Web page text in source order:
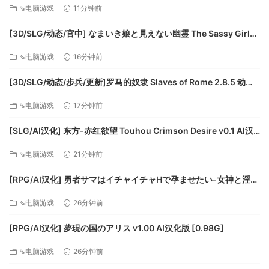
噬尸 (Necrophage) 起源将为玩家带来一种能吞噬其他物种的
的界线变得模糊。全新装饰更新内容将提供老玩家游玩
《Stellaris》的不同方式，也会为杀手帝国带来新的生命。
3 种新民政：
○ 死亡邪教：能使用强力敕令，使用条件是必须牺牲民众
○ 重生军队：可部署不受道德规范的不死军队
○ 纪念志士：可为银河系的过往竖立纪念碑，借此提升行星的
16 种新肖像 (15 种有机体物种、1 种机器物种)
全新船舰套组
全新城市套组和外交场所
全新建筑外观
[3.2G]百度/迅雷/UC/夸克
⇘电脑游戏 11分钟前
[3D/SLG/动态/官中] なまいき娘と見えない幽霊 The Sassy Girl
⇘电脑游戏 16分钟前
[3D/SLG/动态/步兵/更新]罗马的奴隶 Slaves of Rome 2.8.5 动态
⇘电脑游戏 17分钟前
[SLG/AI汉化] 东方-赤红欲望 Touhou Crimson Desire v0.1 AI汉
⇘电脑游戏 21分钟前
[RPG/AI汉化] 勇者サマはイチャイチャHで孕ませたい-女神と淫魔
⇘电脑游戏 26分钟前
[RPG/AI汉化] 夢現の国のアリス v1.00 AI汉化版 [0.98G]
⇘电脑游戏 26分钟前